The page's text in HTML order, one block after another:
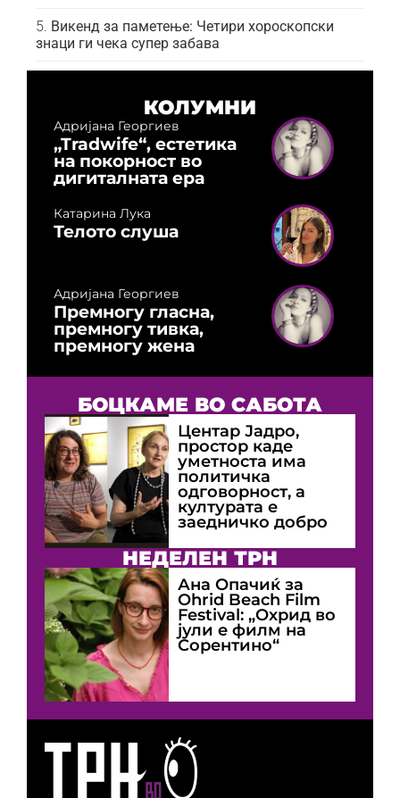
Викенд за паметење: Четири хороскопски
знаци ги чека супер забава
КОЛУМНИ
Адријана Георгиев
„Tradwife“, естетика
на покорност во
дигиталната ера
Катарина Лука
Телото слуша
Адријана Георгиев
Премногу гласна,
премногу тивка,
премногу жена
БОЦКАМЕ ВО САБОТА
Центар Јадро,
простор каде
уметноста има
политичка
одговорност, а
културата е
заедничко добро
НЕДЕЛЕН ТРН
Ана Опачиќ за
Оhrid Beach Film
Festival: „Охрид во
јули е филм на
Сорентино“